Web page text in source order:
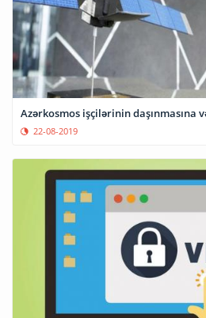
Azərkosmos işçilərinin daşınmasına
22-08-2019